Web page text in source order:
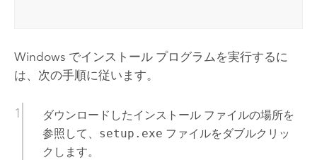
Windows でインストール プログラムを実行するに
は、次の手順に従います。
ダウンロードしたインストール ファイルの場所を
参照して、 setup.exe ファイルをダブルクリッ
クします。